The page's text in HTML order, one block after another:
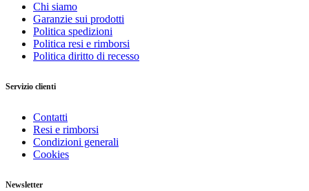
Chi siamo
Garanzie sui prodotti
Politica spedizioni
Politica resi e rimborsi
Politica diritto di recesso
Servizio clienti
Contatti
Resi e rimborsi
Condizioni generali
Cookies
Newsletter